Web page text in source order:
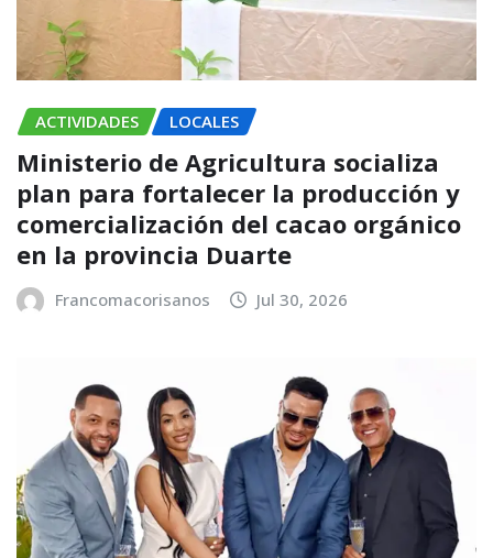
ACTIVIDADES LOCALES
Ministerio de Agricultura socializa
plan para fortalecer la producción y
comercialización del cacao orgánico
en la provincia Duarte
Francomacorisanos Jul 30, 2026